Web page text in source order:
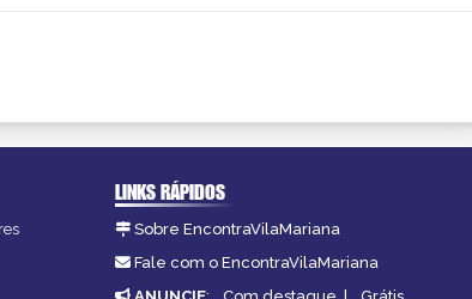
LINKS RÁPIDOS
Sobre EncontraVilaMariana
Fale com o EncontraVilaMariana